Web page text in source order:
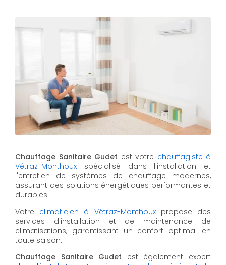
Chauffage Sanitaire Gudet est votre chauffagiste à
Vétraz-Monthoux spécialisé dans l'installation et
l'entretien de systèmes de chauffage modernes,
assurant des solutions énergétiques performantes et
durables.
Votre climaticien à Vétraz-Monthouxpropose des
services d'installation et de maintenance de
climatisations, garantissant un confort optimal en
toute saison.
Chauffage Sanitaire Gudet est également expert